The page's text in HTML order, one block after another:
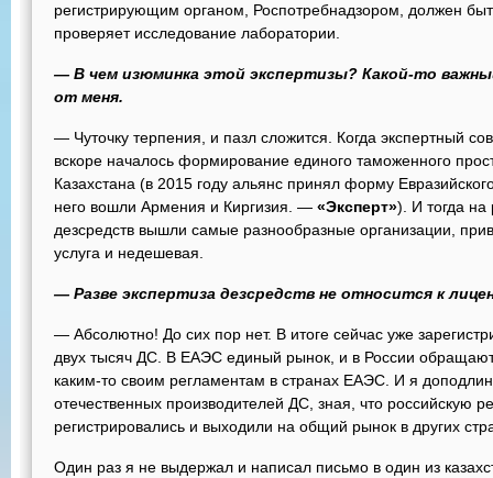
регистрирующим органом, Роспотребнадзором, должен
проверяет исследование лаборатории.
— В чем изюминка этой экспертизы? Какой-то
от меня.
— Чуточку терпения, и пазл сложится. Когда экспертный
вскоре началось формирование единого таможенного
Казахстана (в 2015 году альянс принял форму
него вошли Армения и Киргизия. — «Эксперт»). И тогда на
дезсредств вышли самые разнообразные организации,
услуга и недешевая.
— Разве экспертиза дезсредств не относится к
— Абсолютно! До сих пор нет. В итоге сейчас уже
двух тысяч ДС. В ЕАЭС единый рынок, и в России
каким-то своим регламентам в странах ЕАЭС. И я
отечественных производителей ДС, зная, что российскую
регистрировались и выходили на общий рынок в других
Один раз я не выдержал и написал письмо в один из